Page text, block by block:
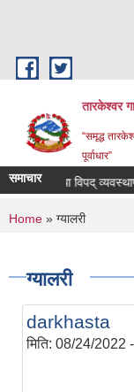
तारकेश्वर
“समृद्ध
पूर्वाधार”
समाचारतथा विपद्
You are
Home » ग्यालरी
ग्यालरी
darkhasta
मिति: 08/24/2022